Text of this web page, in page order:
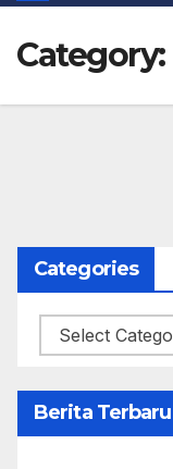
Category:
Categories
Categories
Berita Terbaru